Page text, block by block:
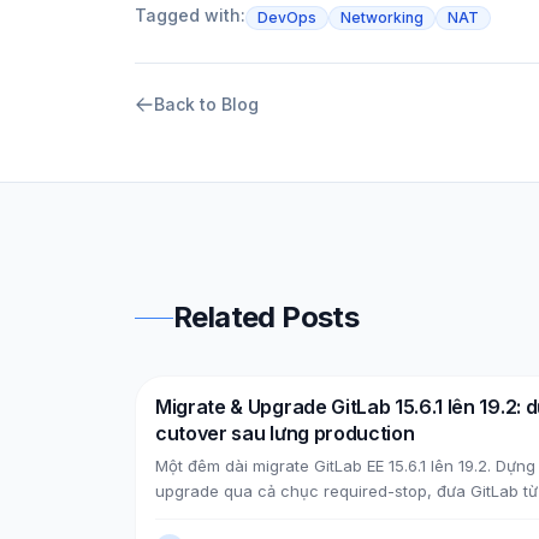
Tagged with: DevOps Networking NAT
Back to Blog
Related Posts
DevOps AWS
Migrate & Upgrade GitLab 15.6.1 lên 19.2:
cutover sau lưng production
Một đêm dài migrate GitLab EE 15.6.1 lên 19.2.
upgrade qua cả chục required-stop, đưa GitLab